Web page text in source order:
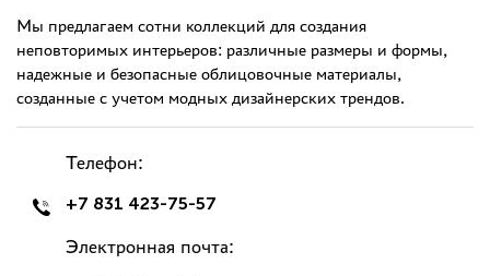
Мы предлагаем сотни коллекций для создания
неповторимых интерьеров: различные размеры и формы,
надежные и безопасные облицовочные материалы,
созданные с учетом модных дизайнерских трендов.
Телефон:
+7 831 423-75-57
Электронная почта: